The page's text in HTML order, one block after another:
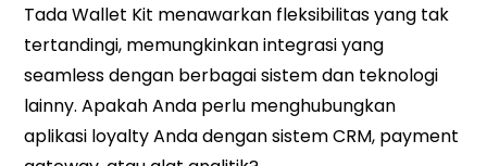
Tada Wallet Kit menawarkan fleksibilitas yang tak
tertandingi, memungkinkan integrasi yang
seamless dengan berbagai sistem dan teknologi
lainny. Apakah Anda perlu menghubungkan
aplikasi loyalty Anda dengan sistem CRM, payment